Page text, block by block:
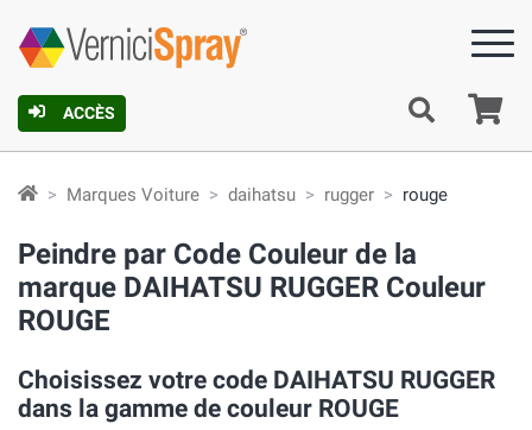
ACCÈS
Marques Voiture daihatsu rugger rouge
Peindre par Code Couleur de la
marque DAIHATSU RUGGER Couleur
ROUGE
Choisissez votre code DAIHATSU RUGGER
dans la gamme de couleur ROUGE